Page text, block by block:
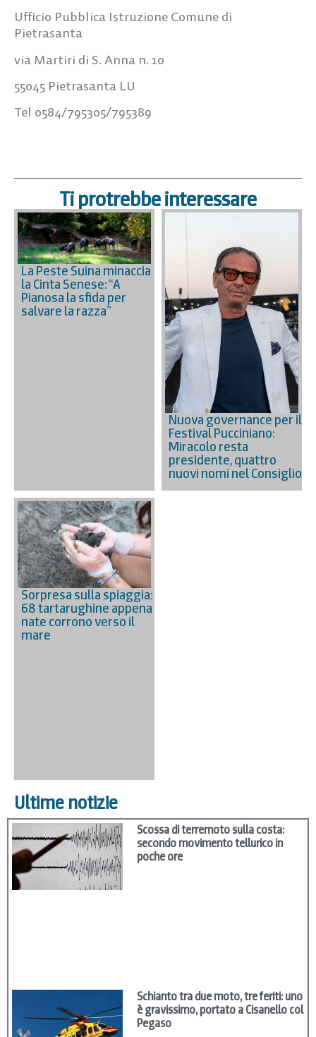
Ufficio Pubblica Istruzione Comune di
Pietrasanta
via Martiri di S. Anna n. 10
55045 Pietrasanta LU
Tel 0584/795305/795389
Ti protrebbe interessare
La Peste Suina minaccia
la Cinta Senese: “A
Pianosa la sfida per
salvare la razza”
Nuova governance per il
Festival Pucciniano:
Miracolo resta
presidente, quattro
nuovi nomi nel Consiglio
Sorpresa sulla spiaggia:
68 tartarughine appena
nate corrono verso il
mare
Ultime notizie
Scossa di terremoto sulla costa:
secondo movimento tellurico in
poche ore
Schianto tra due moto, tre feriti: uno
è gravissimo, portato a Cisanello col
Pegaso